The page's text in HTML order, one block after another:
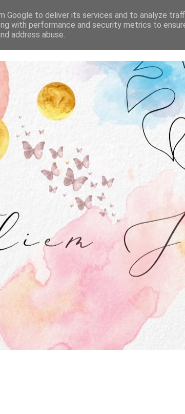
STRONA GŁÓWNA O MNIE
Google to deliver its services and to analyze
with performance and security metrics to
address abuse.